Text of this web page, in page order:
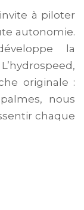
à piloter
autonomie.
la
originale :
nous
chaque